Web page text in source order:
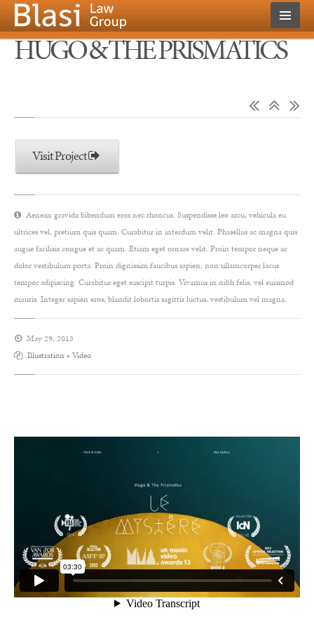
HUGO & THE PRISMATICS
Visit Project
Aenean gravida bibendum eros nec rhoncus. Suspendisse leo arcu, vehicula eu
ultrices vel, pretium quis quam. Curabitur in interdum velit. Phasellus ac magna quis
augue facilisis congue et ac quam. Etiam eget ornare velit. Proin tempor neque ac
dolor vestibulum porta. Proin dignissim faucibus sapien, non ullamcorper lacus
tempor adipiscing. Curabitur eget suscipit turpis. Vivamus in nibh felis, vel euismod
mauris. Integer sapien eros, blandit lobortis sagittis luctus, vestibulum vel magna.
May 29, 2013
Illustration • Video